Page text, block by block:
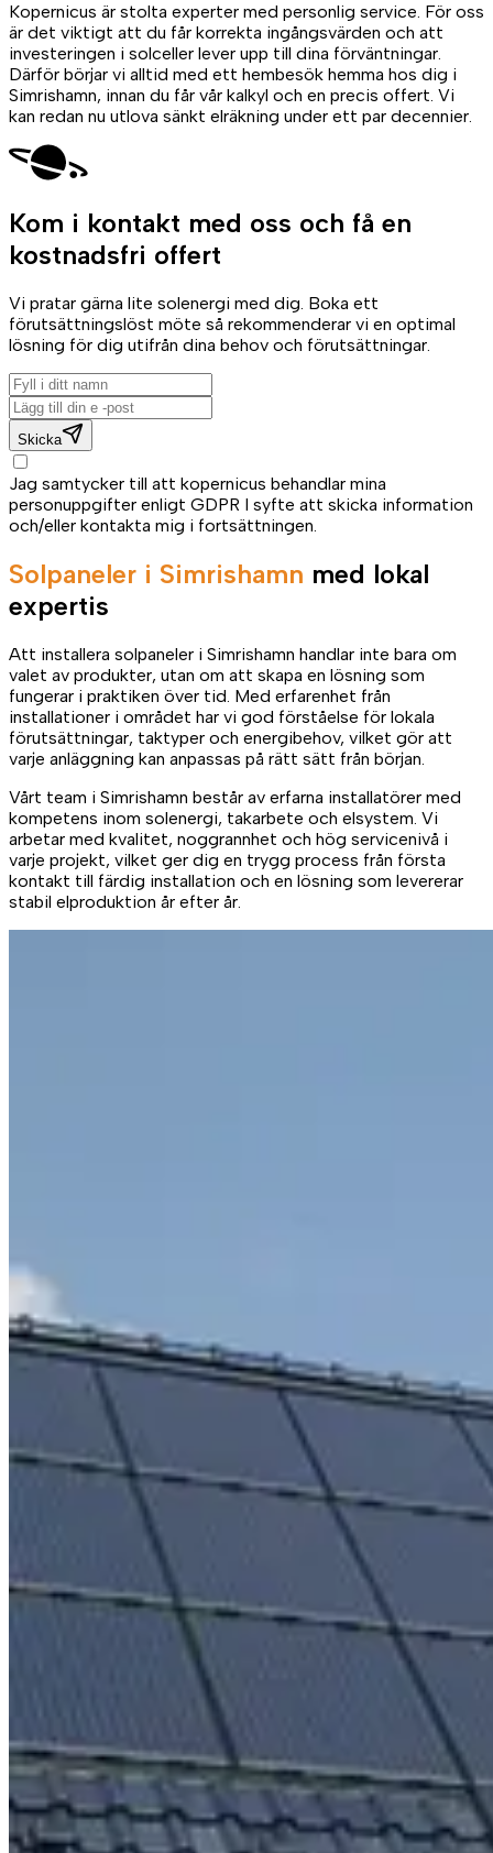
Kopernicus är stolta experter med personlig service. För oss
är det viktigt att du får korrekta ingångsvärden och att
investeringen i solceller lever upp till dina förväntningar.
Därför börjar vi alltid med ett hembesök hemma hos dig i
Simrishamn, innan du får vår kalkyl och en precis offert. Vi
kan redan nu utlova sänkt elräkning under ett par decennier.
Kom i kontakt med oss och få en
kostnadsfri offert
Vi pratar gärna lite solenergi med dig. Boka ett
förutsättningslöst möte så rekommenderar vi en optimal
lösning för dig utifrån dina behov och förutsättningar.
Skicka
Jag samtycker till att kopernicus behandlar mina
personuppgifter enligt GDPR I syfte att skicka information
och/eller kontakta mig i fortsättningen.
Solpaneler i Simrishamn med lokal
expertis
Att installera solpaneler i Simrishamn handlar inte bara om
valet av produkter, utan om att skapa en lösning som
fungerar i praktiken över tid. Med erfarenhet från
installationer i området har vi god förståelse för lokala
förutsättningar, taktyper och energibehov, vilket gör att
varje anläggning kan anpassas på rätt sätt från början.
Vårt team i Simrishamn består av erfarna installatörer med
kompetens inom solenergi, takarbete och elsystem. Vi
arbetar med kvalitet, noggrannhet och hög servicenivå i
varje projekt, vilket ger dig en trygg process från första
kontakt till färdig installation och en lösning som levererar
stabil elproduktion år efter år.